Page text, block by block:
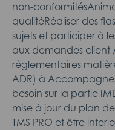
non-
qualitéRéaliser des
sujets et participer à
aux demandes client
réglementaires
ADR) à
besoin sur la partie
mise à jour du plan
TMS PRO et être